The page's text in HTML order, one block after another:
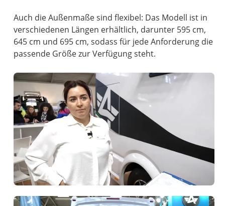
Auch die Außenmaße sind flexibel: Das Modell ist in
verschiedenen Längen erhältlich, darunter 595 cm,
645 cm und 695 cm, sodass für jede Anforderung die
passende Größe zur Verfügung steht.